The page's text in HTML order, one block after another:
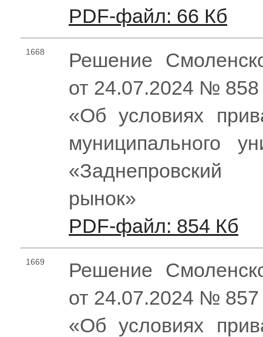
PDF-файл: 66 Кб
1668
Решение
от 24.07.2024 № 858
«Об условиях
муниципального
«Заднепровский
рынок»
PDF-файл: 854 Кб
1669
Решение
от 24.07.2024 № 857
«Об условиях